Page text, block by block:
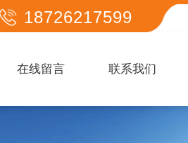
18726217599
在线留言 联系我们